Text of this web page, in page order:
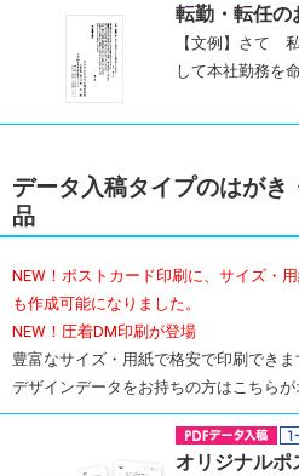
転勤・転任の
【文例】さて
して本社勤務を
データ入稿タイプのはがき
品
NEW！ポストカード印刷に、サイズ・
も作成可能になりました。
NEW！圧着DM印刷が登場
豊富なサイズ・用紙で格安で印刷できま
デザインデータをお持ちの方はこちらが
オリジナルポ